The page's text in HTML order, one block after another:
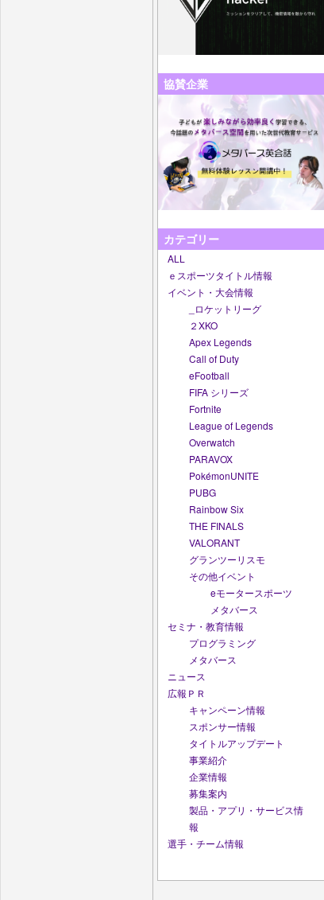
協賛企業
カテゴリー
ALL
ｅスポーツタイトル情報
イベント・大会情報
_ロケットリーグ
２XKO
Apex Legends
Call of Duty
eFootball
FIFA シリーズ
Fortnite
League of Legends
Overwatch
PARAVOX
PokémonUNITE
PUBG
Rainbow Six
THE FINALS
VALORANT
グランツーリスモ
その他イベント
eモータースポーツ
メタバース
セミナ・教育情報
プログラミング
メタバース
ニュース
広報ＰＲ
キャンペーン情報
スポンサー情報
タイトルアップデート
事業紹介
企業情報
募集案内
製品・アプリ・サービス情
報
選手・チーム情報